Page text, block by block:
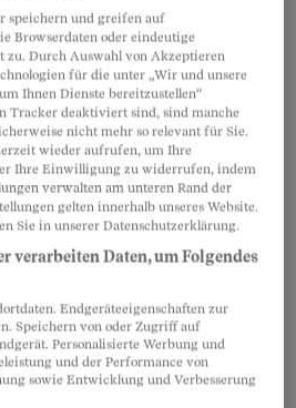
ins
wird»
des Bundes will
Gefährderprofile erstellen.
vor einem
wie in den Achtzigerjahren.
ein
speichern und greifen auf
Browserdaten oder eindeutige
zu. Durch Auswahl von Akzeptieren
für die unter „Wir und unsere
Ihnen Dienste bereitzustellen“
Tracker deaktiviert sind, sind manche
nicht mehr so relevant für Sie.
wieder aufrufen, um Ihre
Ihre Einwilligung zu widerrufen, indem
verwalten am unteren Rand der
gelten innerhalb unseres Website.
Sie in unserer Datenschutzerklärung.
verarbeiten Daten, um Folgendes
Endgeräteeigenschaften zur
Speichern von oder Zugriff auf
Personalisierte Werbung und
und der Performance von
sowie Entwicklung und Verbesserung